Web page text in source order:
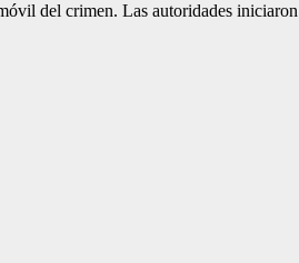
del crimen. Las autoridades